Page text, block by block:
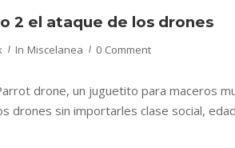
2 el ataque de los drones
In Miscelanea 0 Comment
drone, un juguetito para maceros
drones sin importarles clase social,